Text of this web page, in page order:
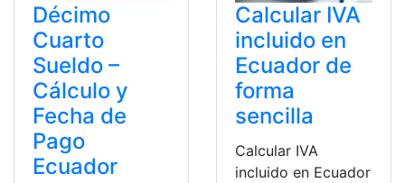
Décimo
Cuarto
Sueldo –
Cálculo y
Fecha de
Pago
Ecuador
Calcular IVA
incluido en
Ecuador de
forma
sencilla
Calcular IVA
incluido en Ecuador